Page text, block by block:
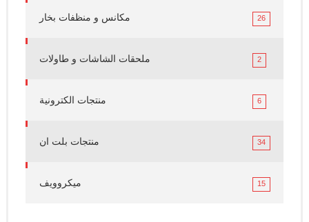
مكانس و منظفات بخار 26
ملحقات الشاشات و طاولات 2
منتجات الكترونية 6
منتجات بلت ان 34
ميكروويف 15